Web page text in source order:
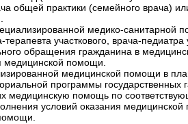
общей практики (семейного врача)
медико-санитарной
участкового, врача-
обращения гражданина в
медицинской помощи.
медицинской помощи в
программы
медицинскую помощь по
условий оказания